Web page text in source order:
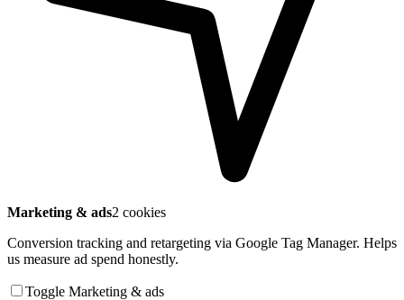
Marketing & ads2 cookies
Conversion tracking and retargeting via Google Tag Manager. Helps
us measure ad spend honestly.
Toggle Marketing & ads